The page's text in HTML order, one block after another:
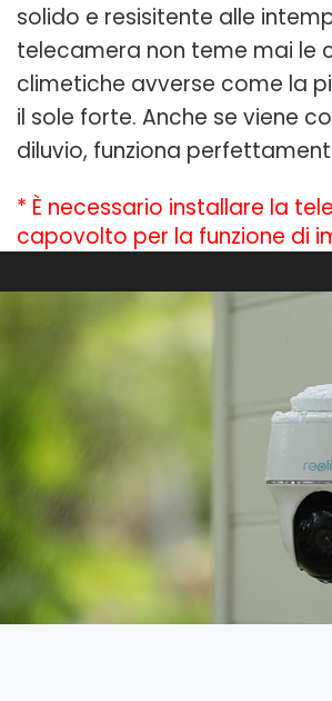
solido e resisitente alle
telecamera non teme mai le
climetiche avverse come la
il sole forte. Anche se viene
diluvio, funziona
* È necessario installare la
capovolto per la funzione di